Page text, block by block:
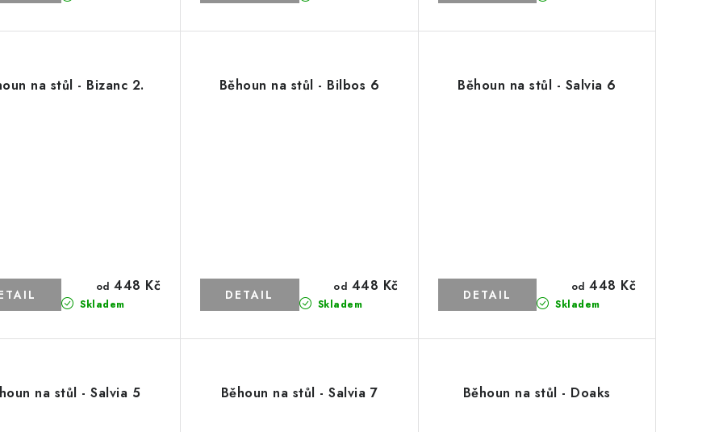
na stůl - Bizanc 2.
Skladem
od 448 Kč
Běhoun na stůl - Bilbos 6
Skladem
od 448 Kč
Běhoun na stůl - Salvia 6
Skladem
od 448 Kč
na stůl - Salvia 5 Běhoun na stůl - Salvia 7 Běhoun na stůl - Doaks